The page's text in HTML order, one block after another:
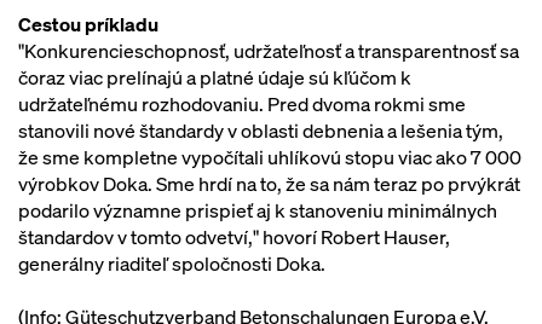
Cestou príkladu
"Konkurencieschopnosť, udržateľnosť a transparentnosť sa
čoraz viac prelínajú a platné údaje sú kľúčom k
udržateľnému rozhodovaniu. Pred dvoma rokmi sme
stanovili nové štandardy v oblasti debnenia a lešenia tým,
že sme kompletne vypočítali uhlíkovú stopu viac ako 7 000
výrobkov Doka. Sme hrdí na to, že sa nám teraz po prvýkrát
podarilo významne prispieť aj k stanoveniu minimálnych
štandardov v tomto odvetví," hovorí Robert Hauser,
generálny riaditeľ spoločnosti Doka.
(Info: Güteschutzverband Betonschalungen Europa e.V.